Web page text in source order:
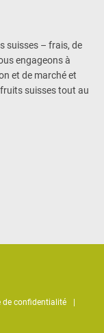
suisses – frais, de
engageons à
et de marché et
suisses tout au
de confidentialité